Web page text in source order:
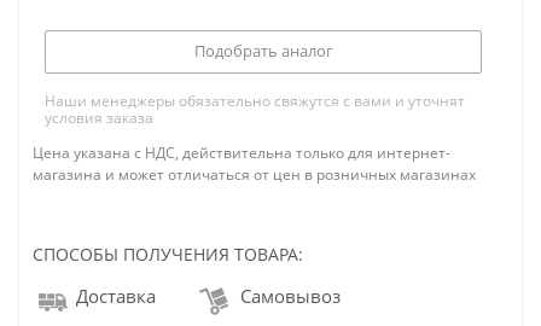
Подобрать аналог
Наши менеджеры обязательно свяжутся с вами и уточнят
условия заказа
Цена указана с НДС, действительна только для интернет-
магазина и может отличаться от цен в розничных магазинах
СПОСОБЫ ПОЛУЧЕНИЯ ТОВАРА:
Доставка Самовывоз